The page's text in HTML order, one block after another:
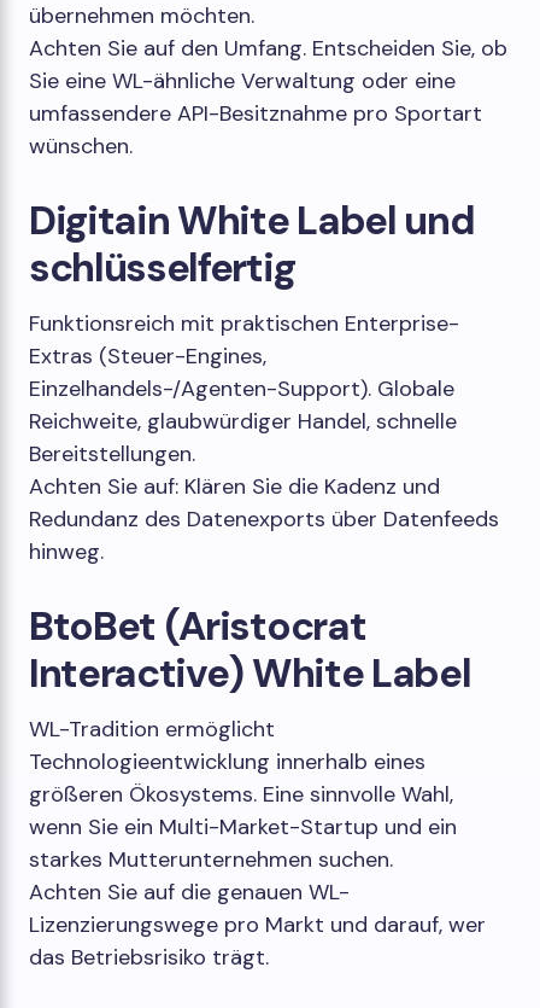
übernehmen möchten.
Achten Sie auf den Umfang. Entscheiden Sie, ob
Sie eine WL-ähnliche Verwaltung oder eine
umfassendere API-Besitznahme pro Sportart
wünschen.
Digitain White Label und
schlüsselfertig
Funktionsreich mit praktischen Enterprise-
Extras (Steuer-Engines,
Einzelhandels-/Agenten-Support). Globale
Reichweite, glaubwürdiger Handel, schnelle
Bereitstellungen.
Achten Sie auf: Klären Sie die Kadenz und
Redundanz des Datenexports über Datenfeeds
hinweg.
BtoBet (Aristocrat
Interactive) White Label
WL-Tradition ermöglicht
Technologieentwicklung innerhalb eines
größeren Ökosystems. Eine sinnvolle Wahl,
wenn Sie ein Multi-Market-Startup und ein
starkes Mutterunternehmen suchen.
Achten Sie auf die genauen WL-
Lizenzierungswege pro Markt und darauf, wer
das Betriebsrisiko trägt.